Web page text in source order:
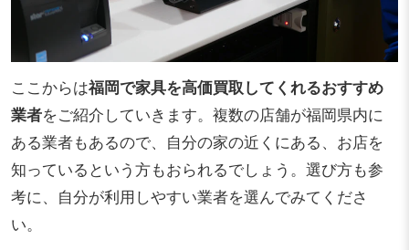
ここからは福岡で家具を高価買取してくれるおすすめ
業者をご紹介していきます。複数の店舗が福岡県内に
ある業者もあるので、自分の家の近くにある、お店を
知っているという方もおられるでしょう。選び方も参
考に、自分が利用しやすい業者を選んでみてくださ
い。